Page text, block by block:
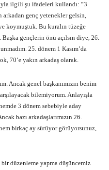
ilgili şu ifadeleri kullandı: “3
arkadan genç yetenekler gelsin,
koymuştuk. Bu kuralın tüzeğe
gençlerin önü açılsın diye, 26.
25. dönem 1 Kasım’da
70’e yakın arkadaş olarak.
Ancak genel başkanımızın benim
bilemiyorum. Anlayışla
3 dönem sebebiyle aday
bazı arkadaşlarımızın 26.
birkaç ay sürüyor görüyorsunuz,
düzenleme yapma düşüncemiz